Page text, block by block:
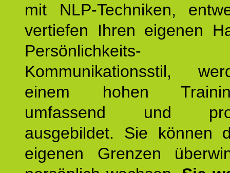
mit NLP-Techniken,
vertiefen Ihren eigenen
Kommunikationsstil,
einem hohen
umfassend und
ausgebildet. Sie können
eigenen Grenzen